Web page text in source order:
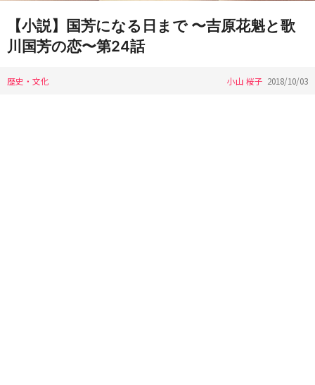
【小説】国芳になる日まで 〜吉原花魁と歌
川国芳の恋〜第24話
歴史・文化 小山 桜子 2018/10/03